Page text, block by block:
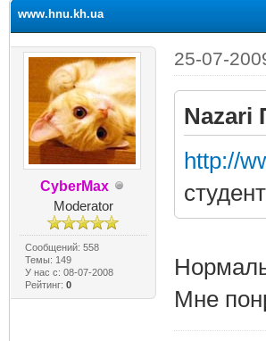
www.hnu.kh.ua
CyberMax
Moderator
Сообщений: 558
Темы: 149
У нас с: 08-07-2008
Рейтинг: 0
25-07-
Nazari
http://
Мне